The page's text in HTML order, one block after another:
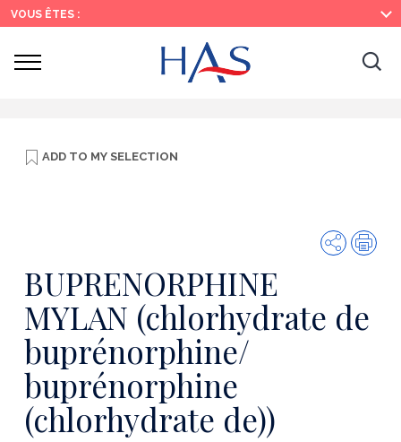
Search
Main
Menu
Main
Content
VOUS ÊTES :
Ouvrir
ADD TO MY SELECTION
Share
BUPRENORPHINE
MYLAN (chlorhydrate de
buprénorphine/
buprénorphine
(chlorhydrate de))